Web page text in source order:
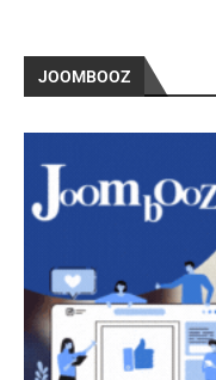
JOOMBOOZ